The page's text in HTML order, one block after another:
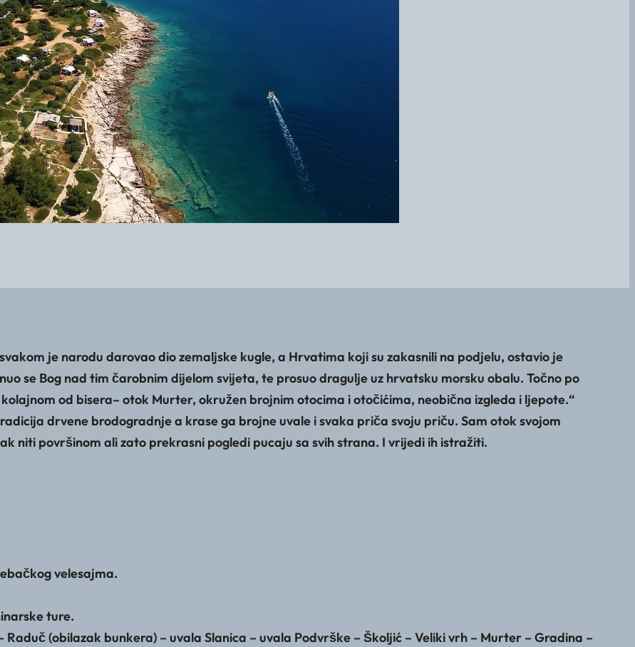
je narodu darovao dio zemaljske kugle, a Hrvatima koji su zakasnili na podjelu, ostavio je
se Bog nad tim čarobnim dijelom svijeta, te prosuo dragulje uz hrvatsku morsku obalu. Točno po
od bisera– otok Murter, okružen brojnim otocima i otočićima, neobična izgleda i ljepote.“
drvene brodogradnje a krase ga brojne uvale i svaka priča svoju priču. Sam otok svojom
niti površinom ali zato prekrasni pogledi pucaju sa svih strana. I vrijedi ih istražiti.
velesajma.
ture.
(obilazak bunkera) – uvala Slanica – uvala Podvrške – Školjić – Veliki vrh – Murter – Gradina –